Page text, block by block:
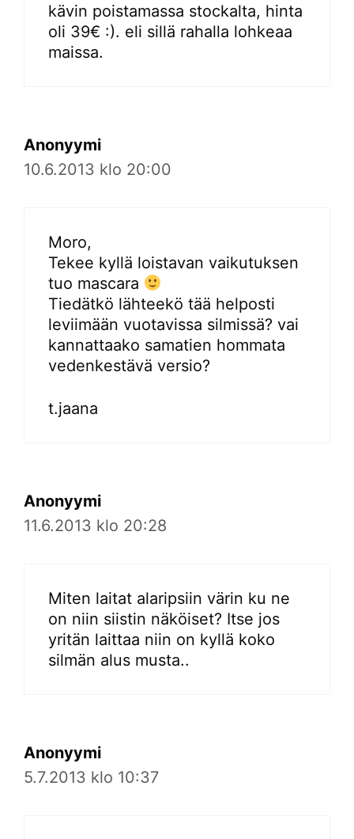
kävin poistamassa stockalta, hinta
oli 39€ :). eli sillä rahalla lohkeaa
maissa.
Anonyymi
10.6.2013 klo 20:00
Moro,
Tekee kyllä loistavan vaikutuksen
tuo mascara
Tiedätkö lähteekö tää helposti
leviimään vuotavissa silmissä? vai
kannattaako samatien hommata
vedenkestävä versio?
t.jaana
Anonyymi
11.6.2013 klo 20:28
Miten laitat alaripsiin värin ku ne
on niin siistin näköiset? Itse jos
yritän laittaa niin on kyllä koko
silmän alus musta..
Anonyymi
5.7.2013 klo 10:37